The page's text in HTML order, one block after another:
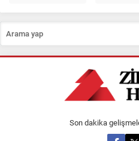
Son dakika